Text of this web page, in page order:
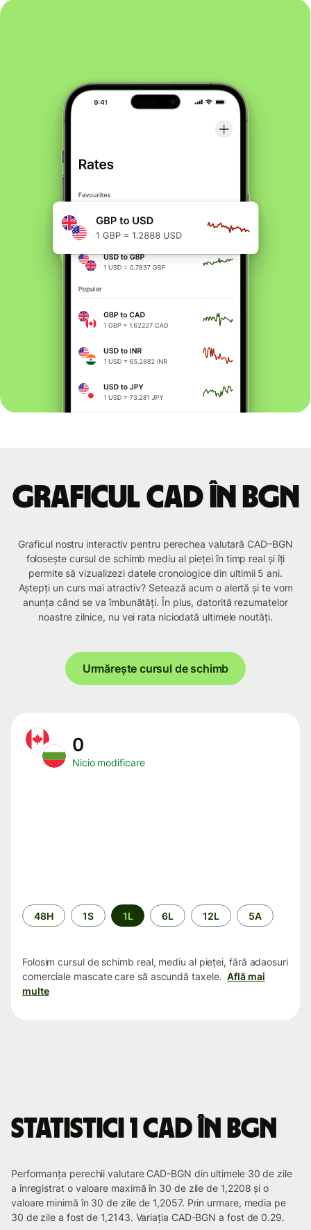
Graficul CAD în BGN
Graficul nostru interactiv pentru perechea valutară CAD–BGN
folosește cursul de schimb mediu al pieței în timp real și îți
permite să vizualizezi datele cronologice din ultimii 5 ani.
Aștepți un curs mai atractiv? Setează acum o alertă și te vom
anunța când se va îmbunătăți. În plus, datorită rezumatelor
noastre zilnice, nu vei rata niciodată ultimele noutăți.
Urmărește cursul de schimb
0
Nicio modificare
Perioada
48H 1S 1L 6L 12L 5A
Folosim cursul de schimb real, mediu al pieței, fără adaosuri
comerciale mascate care să ascundă taxele. Află mai
multe
Statistici 1 CAD în BGN
Performanța perechii valutare CAD-BGN din ultimele 30 de zile
a înregistrat o valoare maximă în 30 de zile de 1,2208 și o
valoare minimă în 30 de zile de 1,2057. Prin urmare, media pe
30 de zile a fost de 1,2143. Variația CAD-BGN a fost de 0.29.